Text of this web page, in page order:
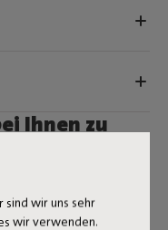
sind wir uns sehr
wir verwenden.
Ihnen zu
geteilt zu werden